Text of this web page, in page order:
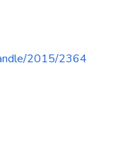
2015/2364